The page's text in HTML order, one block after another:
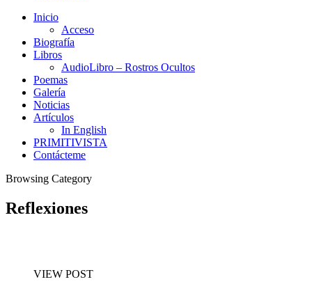
Inicio
Acceso
Biografía
Libros
AudioLibro – Rostros Ocultos
Poemas
Galería
Noticias
Artículos
In English
PRIMITIVISTA
Contácteme
Browsing Category
Reflexiones
VIEW POST